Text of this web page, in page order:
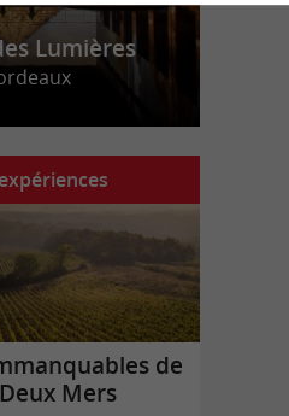
Lumières
de
Mers